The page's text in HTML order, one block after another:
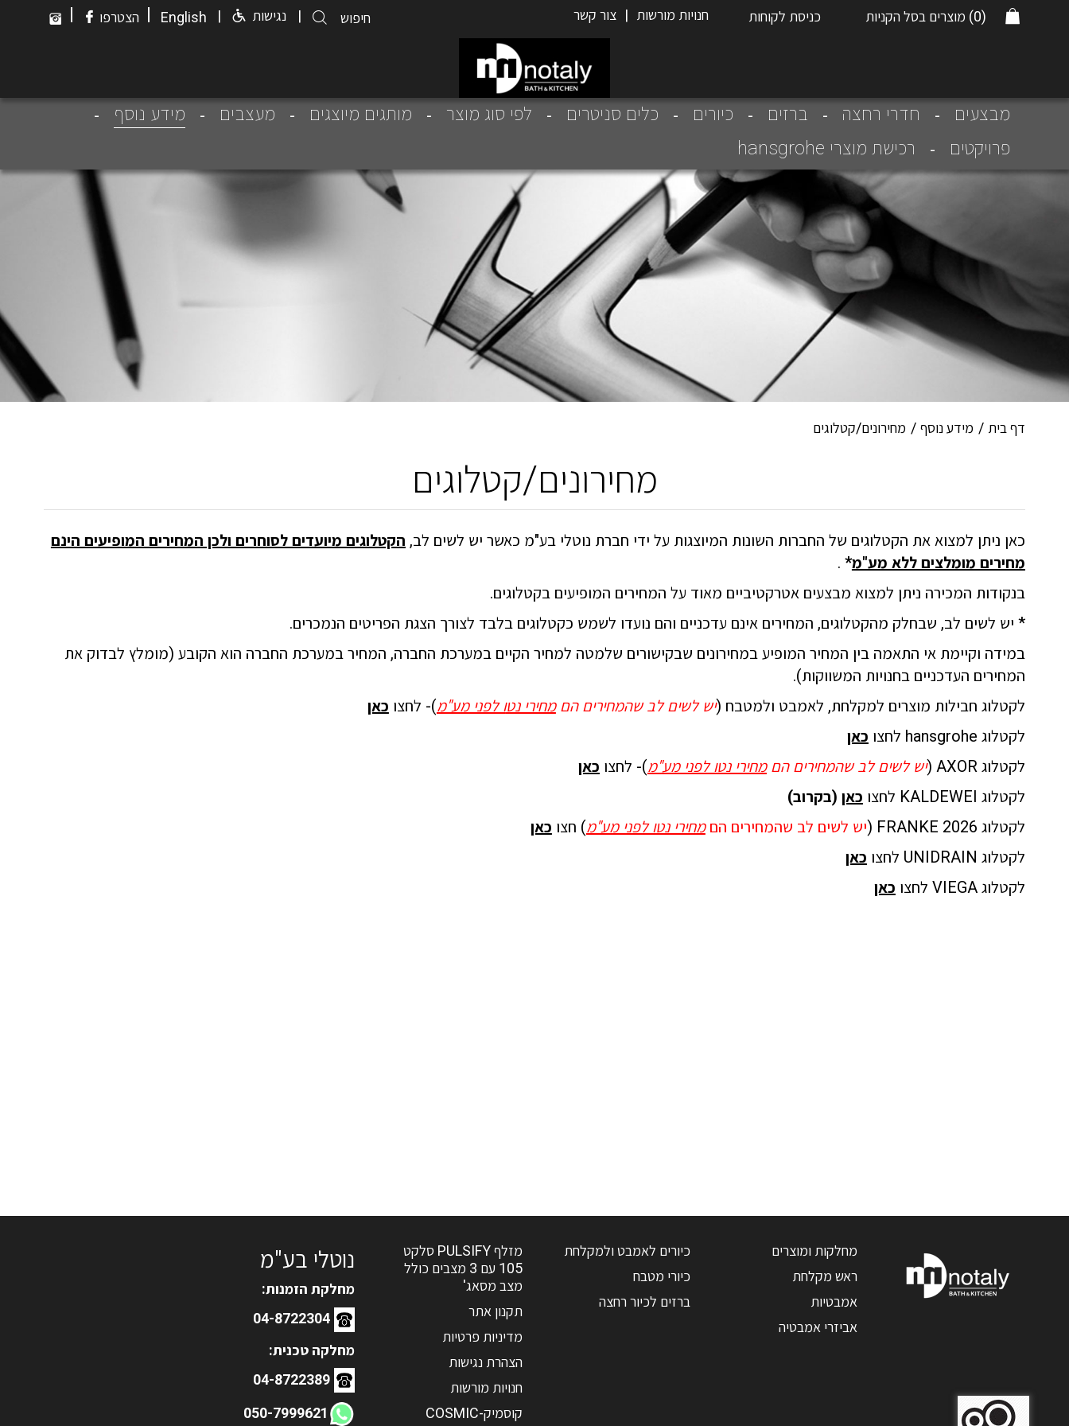
(0) מוצרים בסל הקניות כניסת לקוחות חנויות מורשות | צור קשר English
| הצטרפו | | נגישות |
מבצעים חדרי רחצה ברזים כיורים כלים סניטרים לפי סוג מוצר מותגים מיוצגים מעצבים
פרויקטים רכישת מוצרי hansgrohe
דף בית מידע נוסף מחירונים/קטלוגים
מחירונים/קטלוגים
כאן ניתן למצוא את הקטלוגים של החברות השונות המיוצגות על ידי חברת נוטלי בע"מ כאשר יש לשים לב, הקטלוגים מיועדים לסוחרים ולכן המחירים המופיעים הינם
מחירים מומלצים ללא מע"מ*
.
בנקודות המכירה ניתן למצוא מבצעים אטרקטיביים מאוד על המחירים המופיעים בקטלוגים.
* יש לשים לב, שבחלק מהקטלוגים, המחירים אינם עדכניים והם נועדו לשמש כקטלוגים בלבד לצורך הצגת הפריטים הנמכרים.
במידה וקיימת אי התאמה בין המחיר המופיע במחירונים שבקישורים שלמטה למחיר הקיים במערכת החברה, המחיר במערכת החברה הוא הקובע (מומלץ לבדוק את
המחירים העדכניים בחנויות המשווקות).
לקטלוג חבילות מוצרים למקלחת, לאמבט ולמטבח (יש לשים לב שהמחירים הםמחירי נטו לפני מע"מ)- לחצו כאן
לקטלוג hansgrohe לחצו
כאן
לקטלוג AXOR (
יש לשים לב שהמחירים הםמחירי נטו לפני מע"מ)- לחצו כאן
לקטלוג KALDEWEI לחצו
כאן (בקרוב)
לקטלוג FRANKE 2026 (
יש לשים לב שהמחירים הםמחירי נטו לפני מע"מ) חצו כאן
לקטלוג UNIDRAIN לחצו
כאן
לקטלוג VIEGA לחצו
כאן
מחלקות ומוצרים
ראש מקלחת
אמבטיות
אביזרי אמבטיה
כיורים לאמבט ולמקלחת
כיורי מטבח
ברזים לכיור רחצה
מזלף PULSIFY סלקט
105 עם 3 מצבים כולל
מצב מסאג'
תקנון אתר
מדיניות פרטיות
הצהרת נגישות
חנויות מורשות
קוסמיק-COSMIC
נוטלי בע"מ
מחלקת הזמנות:
04-8722304
מחלקה טכנית:
04-8722389
050-7999621